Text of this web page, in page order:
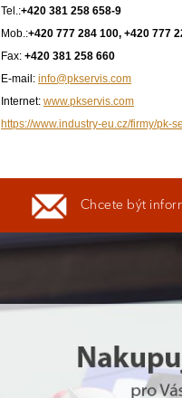
Tel.:+420 381 258 658-9
Mob.:+420 777 284 100, +420 777
Fax: +420 381 258 660
E-mail: info@pkservis.com
Internet: www.pkservis.com
https://www.industry-eu.cz/firmy/pk-
Chcete být